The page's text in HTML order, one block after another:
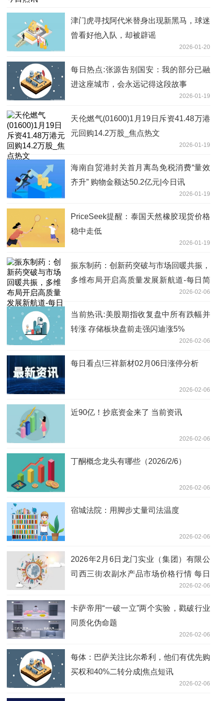
津门虎寻找阿代米替身出现新黑马，球迷
曾看好他入队，却被辟谣
2026-01-20
每日热点:张源告别国安：我的部分已融
进这座城市，会永远记得这段故事
2026-01-19
天伦燃气(01600)1月19日斥资41.48万港
元回购14.2万股_焦点热文
2026-01-19
海南自贸港封关首月离岛免税消费“量效
齐升” 购物金额达50.2亿元|今日讯
2026-01-19
PriceSeek提醒：泰国天然橡胶现货价格
稳中走低
2026-01-19
振东制药：创新药突破与市场回暖共振，
多维布局开启高质量发展新航道-每日简
2026-02-06
当前热讯:美股期指收复盘中所有跌幅并
转涨 存储板块盘前走强闪迪涨5%
2026-02-06
每日看点!三祥新材02月06日涨停分析
2026-02-06
近90亿！抄底资金来了 当前资讯
2026-02-06
丁酮概念龙头有哪些（2026/2/6）
2026-02-06
宿城法院：用脚步丈量司法温度
2026-02-06
2026年2月6日龙门实业（集团）有限公
司西三街农副水产品市场价格行情 每日
2026-02-06
卡萨帝用“一破一立”两个实验，戳破行业
同质化伪命题
2026-02-06
每体：巴萨关注比尔希利，他们有优先购
买权和40%二转分成|焦点短讯
2026-02-06